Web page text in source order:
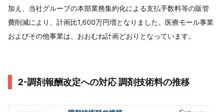
加え、当社グループの本部業務集約化による支払手数料等の販管
費削減により、計画比1,600万円増となりました。医療モール事業
およびその他事業は、おおむね計画どおりとなっています。
2-調剤報酬改定への対応 調剤技術料の推移